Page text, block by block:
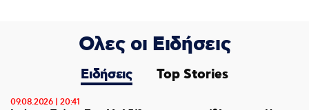
Ολες οι Ειδήσεις
Ειδήσεις Top Stories
09.08.2026 | 20:41